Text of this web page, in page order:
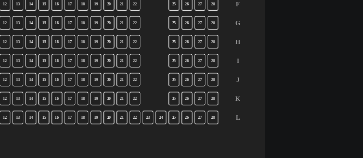
F
G
H
I
J
K
L
12 13 14 15 16 17 18 19 20 21 22 25 26 27 28
12 13 14 15 16 17 18 19 20 21 22 25 26 27 28
12 13 14 15 16 17 18 19 20 21 22 25 26 27 28
12 13 14 15 16 17 18 19 20 21 22 25 26 27 28
12 13 14 15 16 17 18 19 20 21 22 25 26 27 28
12 13 14 15 16 17 18 19 20 21 22 25 26 27 28
12 13 14 15 16 17 18 19 20 21 22 23 24 25 26 27 28